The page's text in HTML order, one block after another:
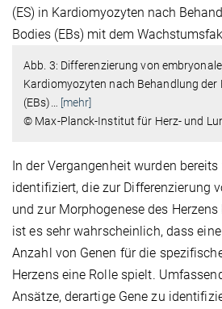
Abb. 3: Differenzierung von
Kardiomyozyten nach Behandlung der
(EBs)
[mehr]
© Max-Planck-Institut für Herz- und
In der Vergangenheit wurden bereits
identifiziert, die zur Differenzierung
und zur Morphogenese des
ist es sehr wahrscheinlich, dass
Anzahl von Genen für die
Herzens eine Rolle spielt.
Ansätze, derartige Gene zu